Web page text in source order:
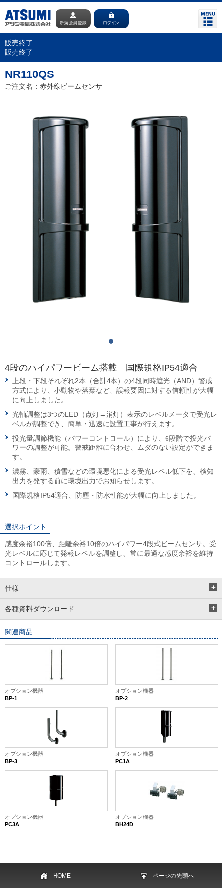
販売終了
販売終了
NR110QS
ご注文名：赤外線ビームセンサ
4段のハイパワービーム搭載 国際規格IP54適合
上段・下段それぞれ2本（合計4本）の4段同時遮光（AND）警戒
方式により、小動物や落葉など、誤報要因に対する信頼性が大幅
に向上しました。
光軸調整は3つのLED（点灯→消灯）表示のレベルメータで受光レ
ベルが調整でき、簡単・迅速に設置工事が行えます。
投光量調節機能（パワーコントロール）により、6段階で投光パ
ワーの調整が可能。警戒距離に合わせ、ムダのない設定ができま
す。
濃霧、豪雨、積雪などの環境悪化による受光レベル低下を、検知
出力を発する前に環境出力でお知らせします。
国際規格IP54適合、防塵・防水性能が大幅に向上しました。
選択ポイント
感度余裕100倍、距離余裕10倍のハイパワー4段式ビームセンサ。受
光レベルに応じて発報レベルを調整し、常に最適な感度余裕を維持
コントロールします。
仕様
各種資料ダウンロード
関連商品
オプション機器
BP-1
オプション機器
BP-2
オプション機器
BP-3
オプション機器
PC1A
オプション機器
PC3A
オプション機器
BH24D
HOME ページの先頭へ